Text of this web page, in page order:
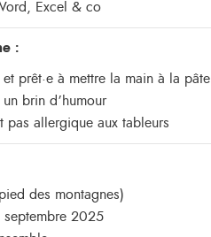
Excel & co
:
et prêt·e à mettre la main à la pâte
un brin d’humour
pas allergique aux tableurs
des montagnes)
2025